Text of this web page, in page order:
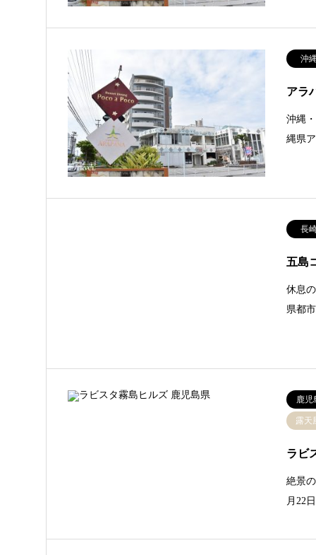
沖
アラ
沖縄
縄県
長
五島
休息
県都
鹿児
露天
ラビ
絶景
月22